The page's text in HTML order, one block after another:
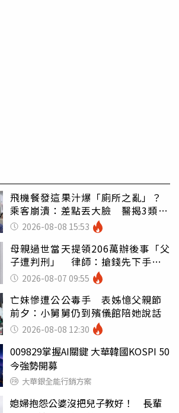
飛機餐發這果汁爆「廁所之亂」？
乘客崩潰：差點丟大臉 醫揭3類人
別亂喝
2026-08-08 15:53
母親過世當天提領206萬辦後事「父
子遭判刑」 律師：搶錢先下手是
罪 2026-08-07 09:55
亡妹慘遭公公毒手 表姊憶父親節
前夕：小舅舅仍到殯儀館陪她說話
2026-08-08 12:30
009829掌握AI關鍵 大華韓國KOSPI 50
今強勢開募
大華銀全能行銷方案
媳婦抱怨公婆沒把兒子教好！ 長輩